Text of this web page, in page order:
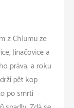
z Chlumu ze
Jinačovice a
práva, a roku
pět kop
po smrti